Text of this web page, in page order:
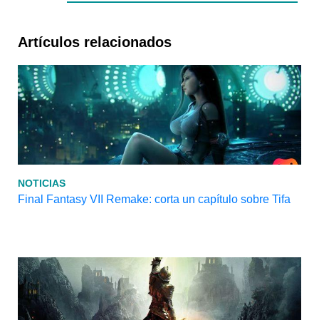
Artículos relacionados
NOTICIAS
Final Fantasy VII Remake: corta un capítulo sobre Tifa